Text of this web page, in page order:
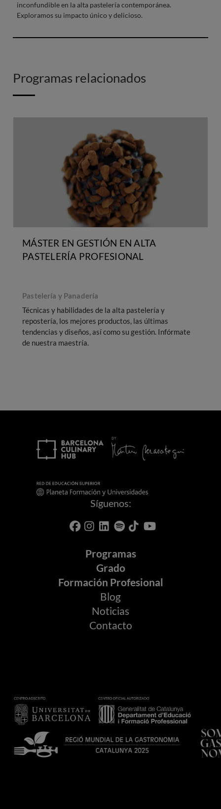
inconfundible en la alta pastelería contemporánea.
Exploramos su impacto único y delicioso.
Programas relacionados
MÁSTER EN GESTIÓN EN ALTA
PASTELERÍA PROFESIONAL
Pastelería y Panadería
Técnicas y habilidades de la alta pastelería y
repostería, los mejores productos, las últimas
tendencias y diseños, así como su gestión. Infórmate
de nuestra maestría.
Síguenos:
Programas
Grado
Formación Profesional
Blog
Noticias
Contacto